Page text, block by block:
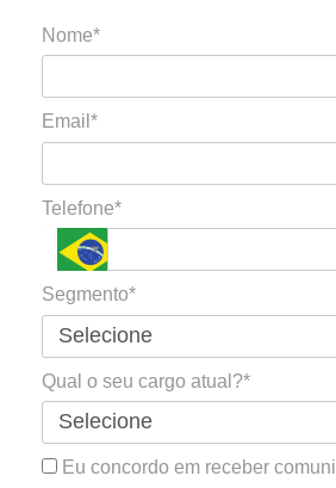
Nome*
Email*
Telefone*
Segmento*
Qual o seu cargo atual?*
Eu concordo em receber